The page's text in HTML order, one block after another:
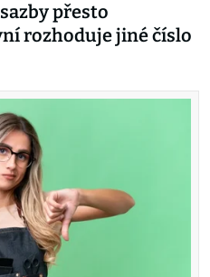
přesto
rozhoduje jiné číslo